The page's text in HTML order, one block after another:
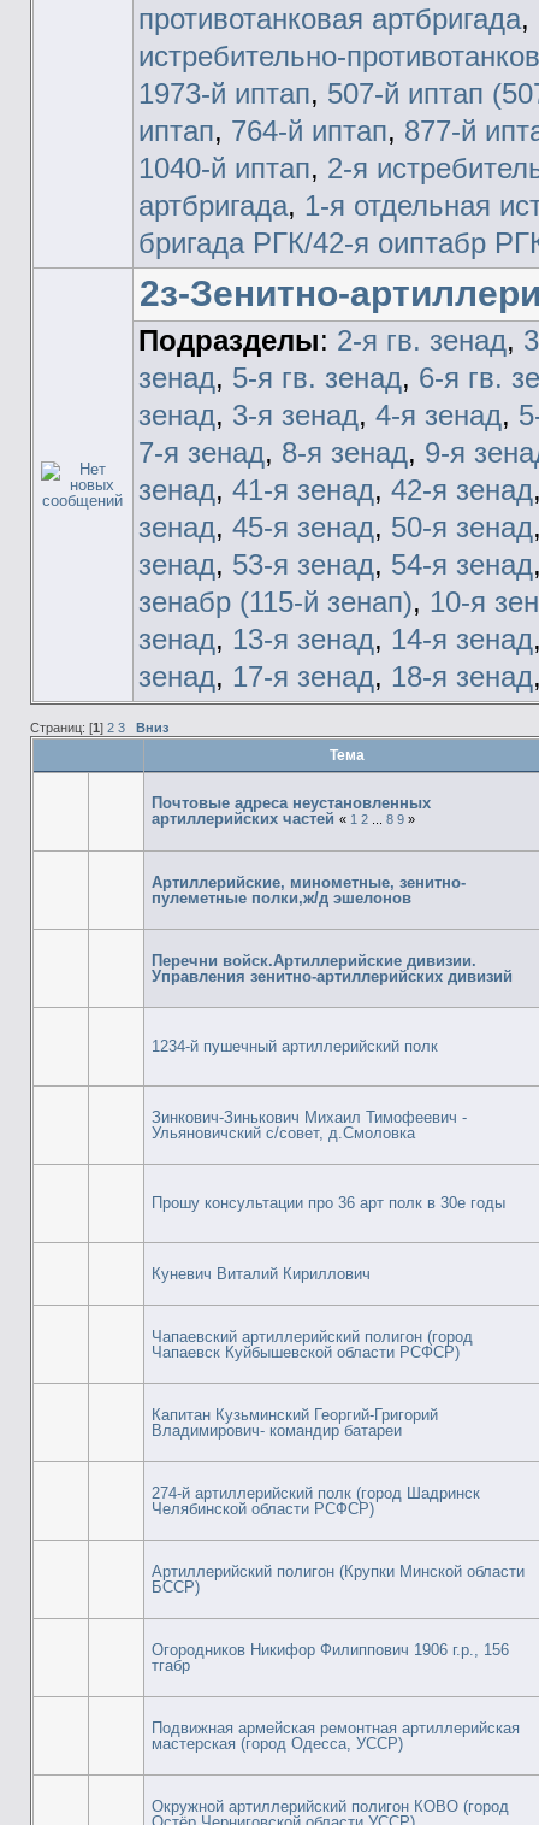
противотанковая артбригада,
истребительно-
1973-й иптап, 507-й иптап
иптап, 764-й иптап, 877-й
1040-й иптап, 2-я
артбригада, 1-я отдельная
бригада РГК/42-я оиптабр
2з-Зенитно-
Подразделы: 2-я гв. зенад,
зенад, 5-я гв. зенад, 6-я гв.
зенад, 3-я зенад, 4-я зенад,
7-я зенад, 8-я зенад, 9-я
зенад, 41-я зенад, 42-я зенад
зенад, 45-я зенад, 50-я зенад
зенад, 53-я зенад, 54-я зенад
зенабр (115-й зенап), 10-я
зенад, 13-я зенад, 14-я зенад
зенад, 17-я зенад, 18-я зенад
Страниц: [1] 2 3 Вниз
Тема
Почтовые адреса неустановленных
артиллерийских частей « 1 2... 8 9»
Артиллерийские, минометные, зенитно-
пулеметные полки,ж/д эшелонов
Перечни войск.Артиллерийские дивизии.
Управления зенитно-артиллерийских дивизий
1234-й пушечный артиллерийский полк
Зинкович-Зинькович Михаил Тимофеевич -
Ульяновичский с/совет, д.Смоловка
Прошу консультации про 36 арт полк в 30е годы
Куневич Виталий Кириллович
Чапаевский артиллерийский полигон (город
Чапаевск Куйбышевской области РСФСР)
Капитан Кузьминский Георгий-Григорий
Владимирович- командир батареи
274-й артиллерийский полк (город Шадринск
Челябинской области РСФСР)
Артиллерийский полигон (Крупки Минской области
БССР)
Огородников Никифор Филиппович 1906 г.р., 156
тгабр
Подвижная армейская ремонтная артиллерийская
мастерская (город Одесса, УССР)
Окружной артиллерийский полигон КОВО (город